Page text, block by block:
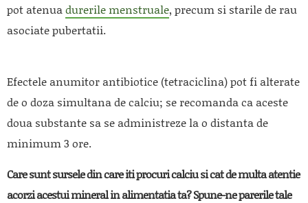
pot atenua durerile menstruale, precum si starile de rau
asociate pubertatii.
Efectele anumitor antibiotice (tetraciclina) pot fi alterate
de o doza simultana de calciu; se recomanda ca aceste
doua substante sa se administreze la o distanta de
minimum 3 ore.
Care sunt sursele din care iti procuri calciu si cat de multa atentie
acorzi acestui mineral in alimentatia ta? Spune-ne parerile tale